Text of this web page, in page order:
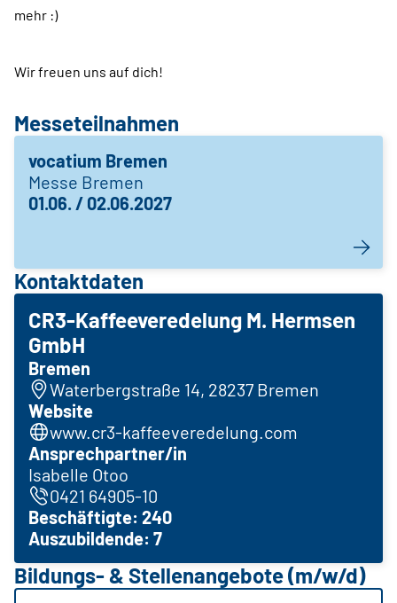
mehr :)
Wir freuen uns auf dich!
Messeteilnahmen
vocatium Bremen
Messe Bremen
01.06. / 02.06.2027
Kontaktdaten
CR3-Kaffeeveredelung M. Hermsen
GmbH
Bremen
Waterbergstraße 14, 28237 Bremen
Website
www.cr3-kaffeeveredelung.com
Ansprechpartner/in
Isabelle Otoo
0421 64905-10
Beschäftigte: 240
Auszubildende: 7
Bildungs- & Stellenangebote (m/w/d)